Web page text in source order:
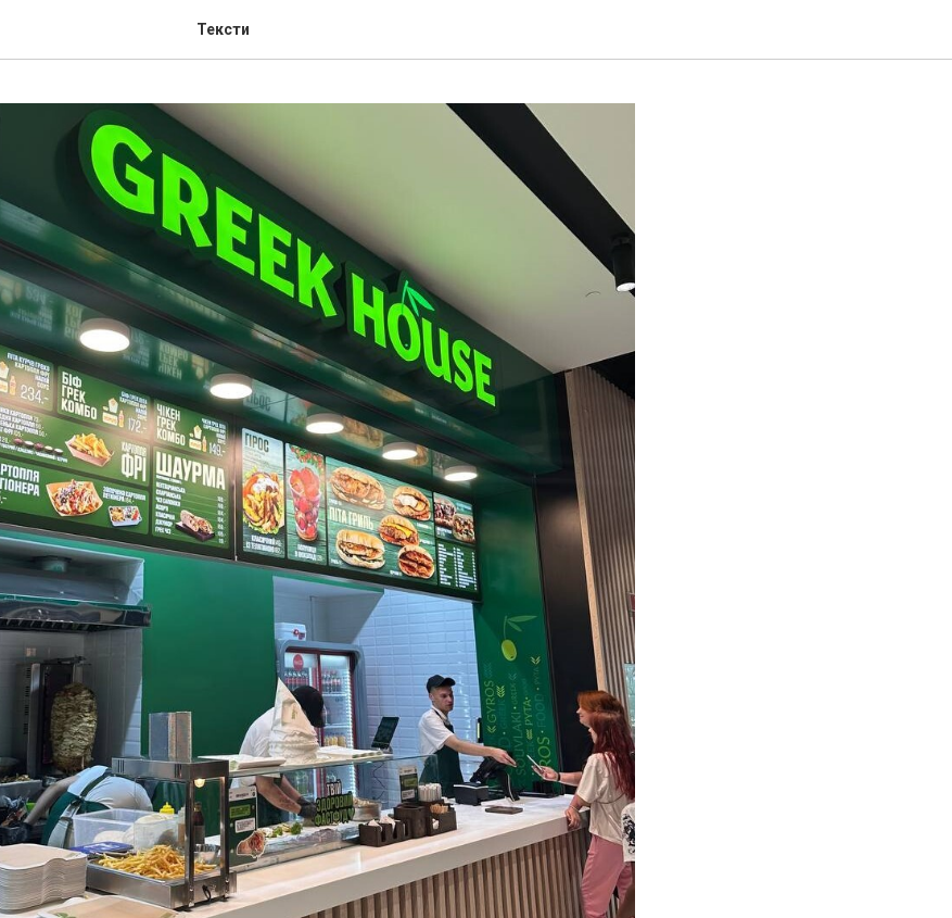
Тексти